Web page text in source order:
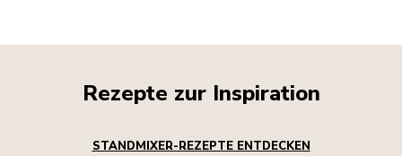
Rezepte zur Inspiration
STANDMIXER-REZEPTE ENTDECKEN